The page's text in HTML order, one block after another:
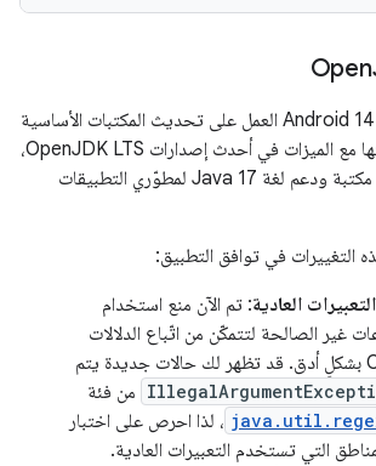
يواصل نظام التشغيل Android 14 العمل على تحديث المكتبات الأساسية
في Android لمواءمتها مع الميزات في أحدث إصدارات OpenJDK LTS،
بما في ذلك تحديثات مكتبة ودعم لغة Java 17 لمطوّري التطبيقات
التغييرات في توافق التطبيق:
العادية: تم الآن منع استخدام
غير الصالحة لتتمكّن من اتّباع الدلالات
في OpenJDK بشكلٍ أدق. قد تظهر لك حالات جديدة يتم
من فئة
، لذا احرص على اختبار
التي تستخدم التعبيرات العادية.